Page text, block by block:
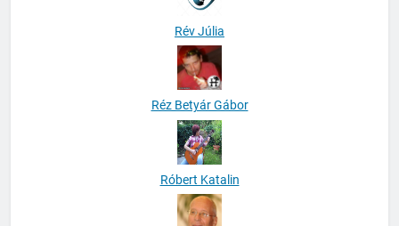
Rév Júlia
Réz Betyár Gábor
Róbert Katalin